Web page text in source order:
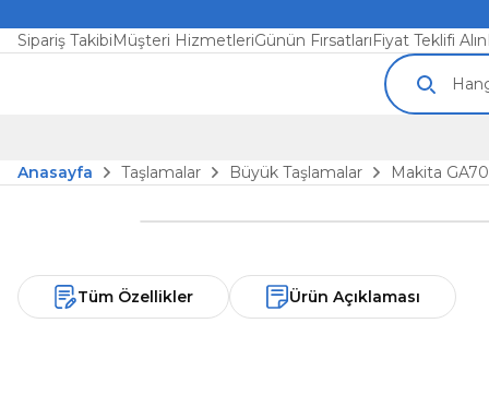
Sipariş TakibiMüşteri HizmetleriGünün FırsatlarıFiyat Teklifi Alın
Anasayfa
Taşlamalar Büyük Taşlamalar Makita
Tüm Özellikler Ürün Açıklaması